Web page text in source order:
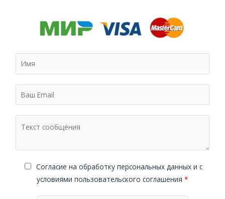
Cогласие на обработку персональных данных и с
условиями пользовательского соглашения *